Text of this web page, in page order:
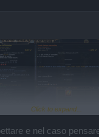
Click to expand...
e nel caso